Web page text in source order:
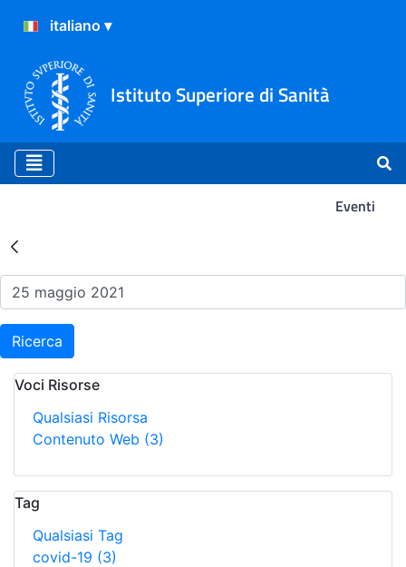
Istituto Superiore di Sanità
Eventi
Risultati della Ricerca -
Ricerca
Voci Risorse
Qualsiasi Risorsa
Contenuto Web (3)
Tag
Qualsiasi Tag
covid-19 (3)